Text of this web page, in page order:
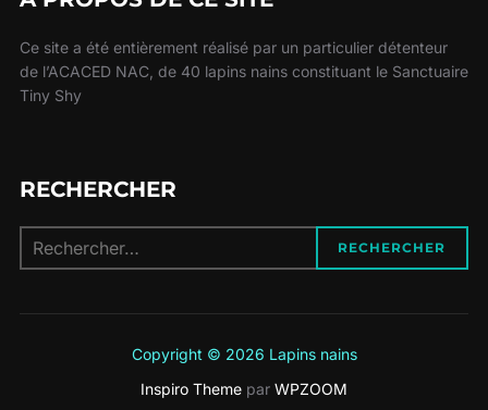
Ce site a été entièrement réalisé par un particulier détenteur
de l’ACACED NAC, de 40 lapins nains constituant le Sanctuaire
Tiny Shy
RECHERCHER
pour :
RECHERCHER
Copyright © 2026 Lapins nains
Inspiro Theme par WPZOOM